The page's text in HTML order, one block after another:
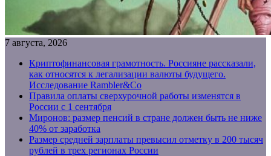
7 августа, 2026
Криптофинансовая грамотность. Россияне рассказали,
как относятся к легализации валюты будущего.
Исследование Rambler&Co
Правила оплаты сверхурочной работы изменятся в
России с 1 сентября
Миронов: размер пенсий в стране должен быть не ниже
40% от заработка
Размер средней зарплаты превысил отметку в 200 тысяч
рублей в трех регионах России